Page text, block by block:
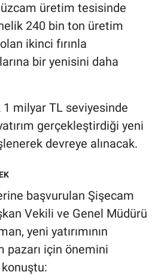
üretim tesisinde
240 bin ton üretim
ikinci fırınla
bir yenisini daha
1 milyar TL seviyesinde
gerçekleştirdiği yeni
devreye alınacak.
başvurulan Şişecam
Vekili ve Genel Müdürü
yeni yatırımının
pazarı için önemini